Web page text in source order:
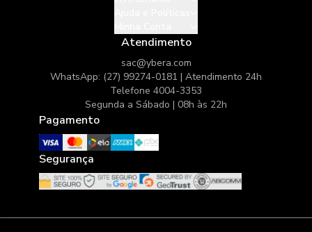
Atendimento
sac@ybera.com
WhatsApp: (27) 99274-0181 | Atendimento 24h
Telefone 4004-3353
Segunda a Sábado | 08h às 22h
Pagamento
Segurança